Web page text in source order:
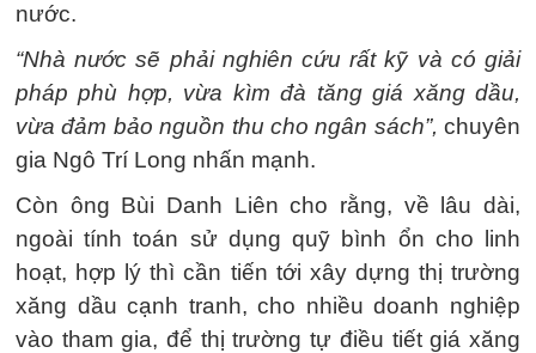
nước.
“Nhà nước sẽ phải nghiên cứu rất kỹ và có giải
pháp phù hợp, vừa kìm đà tăng giá xăng dầu,
vừa đảm bảo nguồn thu cho ngân sách”, chuyên
gia Ngô Trí Long nhấn mạnh.
Còn ông Bùi Danh Liên cho rằng, về lâu dài,
ngoài tính toán sử dụng quỹ bình ổn cho linh
hoạt, hợp lý thì cần tiến tới xây dựng thị trường
xăng dầu cạnh tranh, cho nhiều doanh nghiệp
vào tham gia, để thị trường tự điều tiết giá xăng